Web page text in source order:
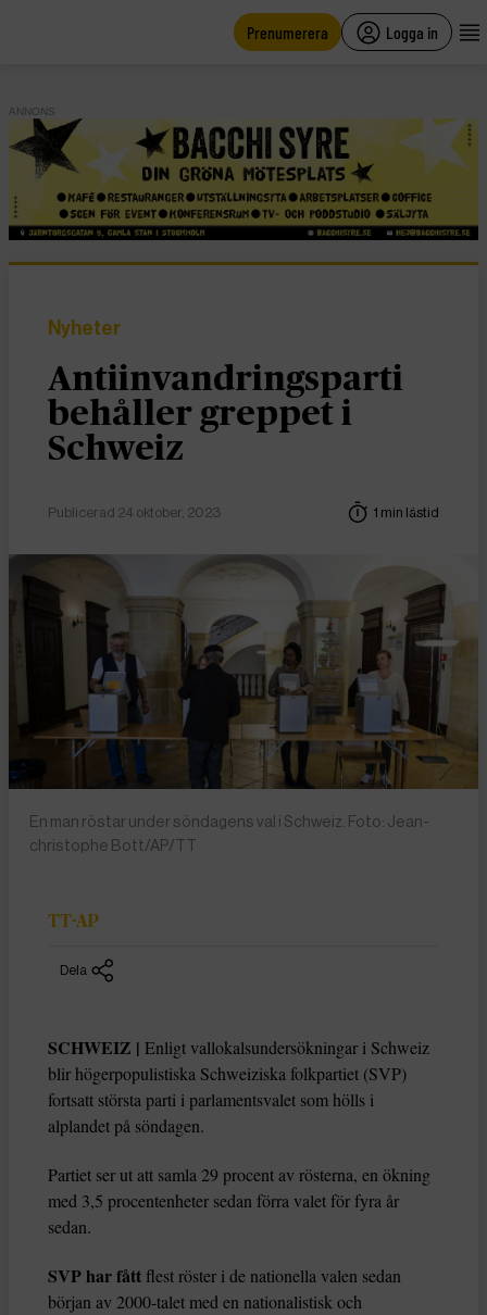
Prenumerera Logga in
ANNONS
Nyheter
Antiinvandringsparti
behåller greppet i
Schweiz
Publicerad 24 oktober, 2023 1 min lästid
En man röstar under söndagens val i Schweiz. Foto: Jean-
christophe Bott/AP/TT
TT-AP
Dela
SCHWEIZ | Enligt vallokalsundersökningar i Schweiz
blir högerpopulistiska Schweiziska folkpartiet (SVP)
fortsatt största parti i parlamentsvalet som hölls i
alplandet på söndagen.
Partiet ser ut att samla 29 procent av rösterna, en ökning
med 3,5 procentenheter sedan förra valet för fyra år
sedan.
SVP har fått flest röster i de nationella valen sedan
början av 2000-talet med en nationalistisk och